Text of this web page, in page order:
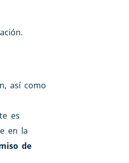
así como
es
en la
de